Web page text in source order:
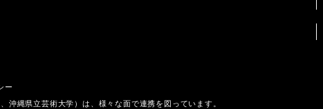
ー
沖縄県立芸術大学）は、様々な面で連携を図っています。